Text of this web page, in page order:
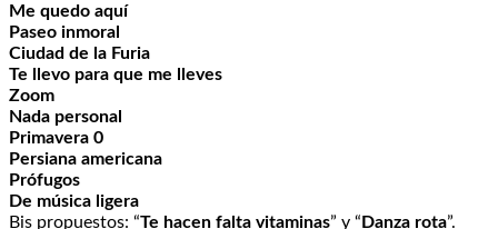
Me quedo aquí
Paseo inmoral
Ciudad de la Furia
Te llevo para que me lleves
Zoom
Nada personal
Primavera 0
Persiana americana
Prófugos
De música ligera
Bis propuestos: “Te hacen falta vitaminas” y “ Danza rota”.